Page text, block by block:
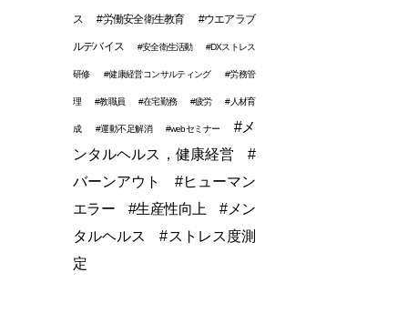
ス #労働安全衛生教育 #ウエアラブ
ルデバイス #安全衛生活動 #DXストレス
研修 #健康経営コンサルティング #労務管
理 #教職員 #在宅勤務 #疲労 #人材育
成 #運動不足解消 #webセミナー
#メ
ンタルヘルス，健康経営
#
バーンアウト
#ヒューマン
エラー
#生産性向上
#メン
タルヘルス
#ストレス度測
定